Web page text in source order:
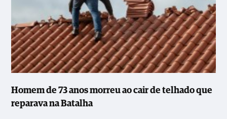
Homem de 73 anos morreu ao cair de telhado que
reparava na Batalha